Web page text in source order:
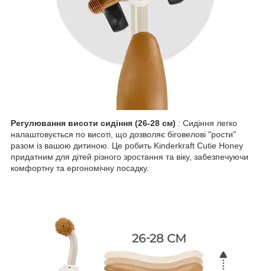
Регулювання висоти сидіння (26-28 см) : Сидіння легко
налаштовується по висоті, що дозволяє біговелові "рости"
разом із вашою дитиною. Це робить Kinderkraft Cutie Honey
придатним для дітей різного зростання та віку, забезпечуючи
комфортну та ергономічну посадку.